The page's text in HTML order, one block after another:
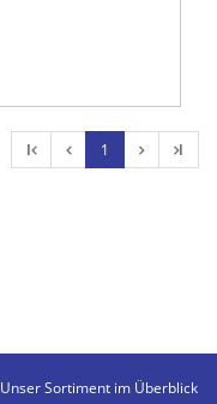
l 1 l
Unser Sortiment im Überblick